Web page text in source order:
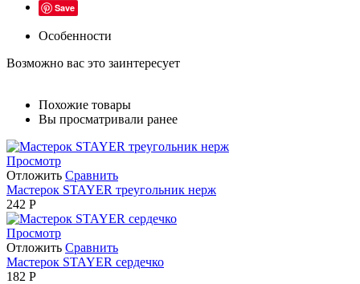
Save
Особенности
Возможно вас это заинтересует
Похожие товары
Вы просматривали ранее
Просмотр
Отложить Сравнить
Мастерок STAYER треугольник нерж
242 Р
Просмотр
Отложить Сравнить
Мастерок STAYER сердечко
182 Р